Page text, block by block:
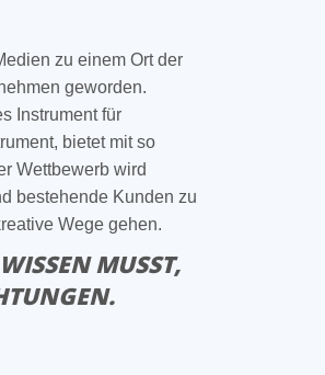
zu einem Ort der
geworden.
Instrument für
bietet mit so
Wettbewerb wird
bestehende Kunden zu
Wege gehen.
MUSST,